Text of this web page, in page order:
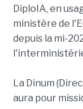
DiploIA, en
ministère de
depuis la mi-
La Dinum
aura pour